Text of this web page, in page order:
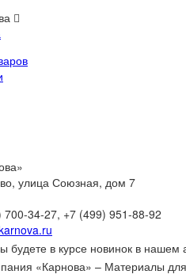
улица Союзная, дом 7
34-27, +7 (499) 951-88-92
будете в курсе новинок в нашем
«Карнова» – Материалы